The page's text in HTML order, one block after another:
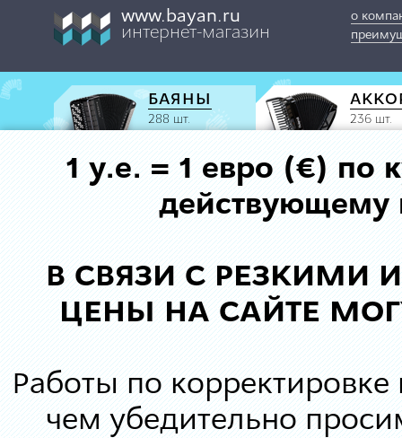
www.bayan.ru
интернет-магазин
о
БАЯНЫ
288 шт. 236 шт.
1 у.е. = 1 евро (€) по
действующему
В СВЯЗИ С РЕЗКИМИ
ЦЕНЫ НА САЙТЕ
Работы по корректировке
чем убедительно